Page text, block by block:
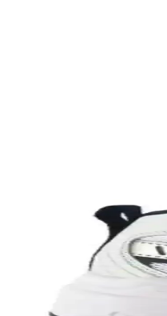
Nike Air Force 1, ikonik
Nike Team Hustle:
Nike Team Hustle
Genel Markalar